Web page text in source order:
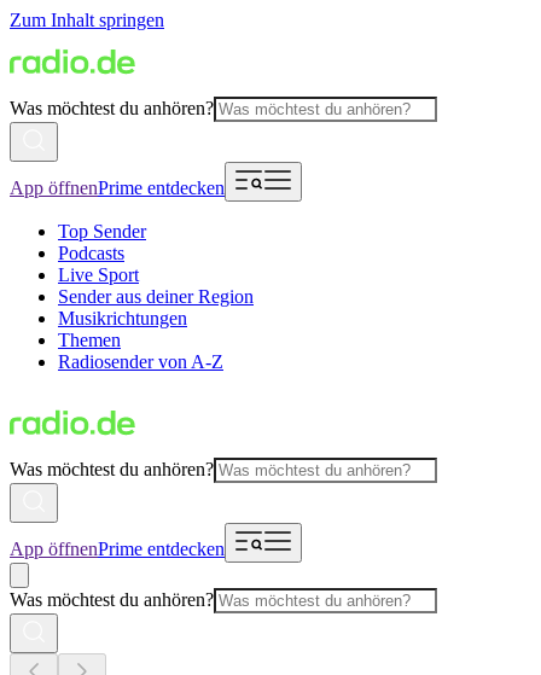
Zum Inhalt springen
Was möchtest du anhören?
App öffnenPrime entdecken
Top Sender
Podcasts
Live Sport
Sender aus deiner Region
Musikrichtungen
Themen
Radiosender von A-Z
Was möchtest du anhören?
App öffnenPrime entdecken
Was möchtest du anhören?